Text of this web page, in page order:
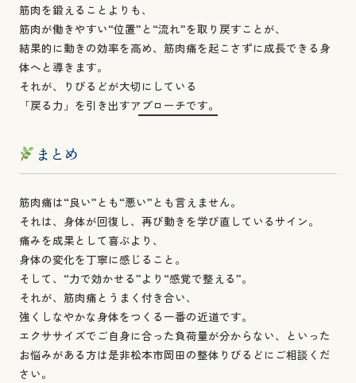
筋肉を鍛えることよりも、
筋肉が働きやすい“位置”と“流れ”を取り戻すことが、
結果的に動きの効率を高め、筋肉痛を起こさずに成長できる身
体へと導きます。
それが、りびるどが大切にしている
「戻る力」を引き出すアプローチです。
まとめ
筋肉痛は“良い”とも“悪い”とも言えません。
それは、身体が回復し、再び動きを学び直しているサイン。
痛みを成果として喜ぶより、
身体の変化を丁寧に感じること。
そして、“力で効かせる”より“感覚で整える”。
それが、筋肉痛とうまく付き合い、
強くしなやかな身体をつくる一番の近道です。
エクササイズでご自身に合った負荷量が分からない、といった
お悩みがある方は是非松本市岡田の整体りびるどにご相談くだ
さい。